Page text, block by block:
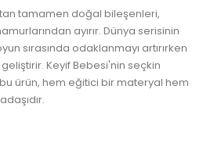
tamamen doğal bileşenleri,
ayırır. Dünya serisinin
sırasında odaklanmayı artırırken
geliştirir. Keyif Bebesi'nin seçkin
ürün, hem eğitici bir materyal hem